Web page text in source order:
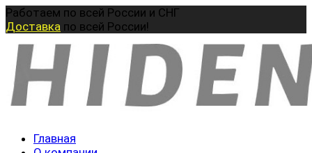
Перейти
к
Работаем по всей России и СНГ
Доставка по всей России!
Главная